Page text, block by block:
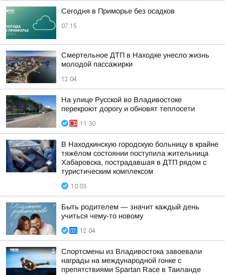
Сегодня в Приморье без осадков
07:15
Смертельное ДТП в Находке унесло жизнь
молодой пассажирки
12:04
На улице Русской во Владивостоке
перекроют дорогу и обновят теплосети
11:30
В Находкинскую городскую больницу в крайне
тяжёлом состоянии поступила жительница
Хабаровска, пострадавшая в ДТП рядом с
туристическим комплексом
10:03
Быть родителем — значит каждый день
учиться чему-то новому
12:04
Спортсмены из Владивостока завоевали
награды на международной гонке с
препятствиями Spartan Race в Таиланде